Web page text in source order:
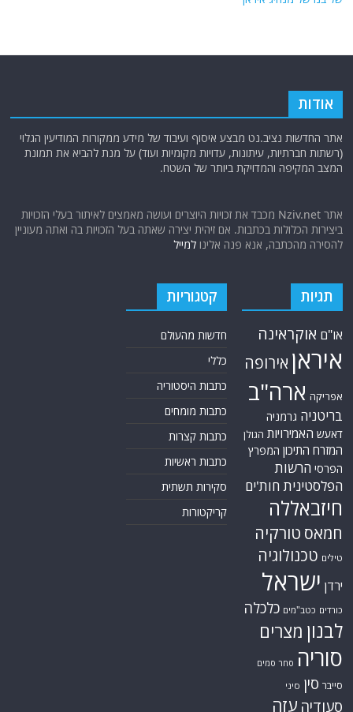
אודות
אתר החדשות נציב.נט מבצע איסוף ועיבוד של מידע ממקורות המודיעין הגלוי
(רשתות חברתיות, עיתונות, עדויות מקומיות ועוד) על מנת להביא את תמונת
המצב המקיפה והמדויקת ביותר של השטח.
אתר Nziv.net מכבד את זכויות היוצרים ועושה מאמצים לאיתור בעלי הזכויות
ביצירות הכלולות בכתבות. אם זיהית יצירה שאתה בעל הזכויות בה ואתה מעוניין
להסירה מהכתבה, אנא פנה אלינולמייל
תגיות
או"ם אוקראינה
איראן אירופה
אפריקה ארה"ב
בריטניה גרמניה
דאעש האמירויות הגולן
המזרח התיכון המפרץ
הפרסי הרשות
הפלסטינית חות'ים
חיזבאללה
חמאס טורקיה
טילים טכנולוגיה
ירדן ישראל
כורדים כטב"מים כלכלה
לבנון מצרים
סוריה סחר סמים
סייבר סין סיני
סעודיה עזה
קטגוריות
חדשות מהעולם
כללי
כתבות היסטוריה
כתבות מומחים
כתבות קצרות
כתבות ראשיות
סקירות תשתית
קריקטורות